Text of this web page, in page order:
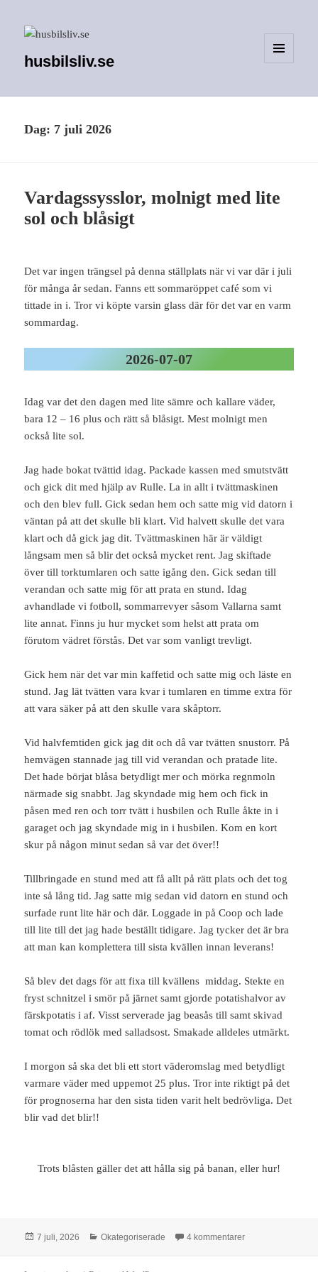
husbilsliv.se
Dag: 7 juli 2026
Vardagssysslor, molnigt med lite
sol och blåsigt
Det var ingen trängsel på denna ställplats när vi var där i juli
för många år sedan. Fanns ett sommaröppet café som vi
tittade in i. Tror vi köpte varsin glass där för det var en varm
sommardag.
2026-07-07
Idag var det den dagen med lite sämre och kallare väder,
bara 12 – 16 plus och rätt så blåsigt. Mest molnigt men
också lite sol.
Jag hade bokat tvättid idag. Packade kassen med smutstvätt
och gick dit med hjälp av Rulle. La in allt i tvättmaskinen
och den blev full. Gick sedan hem och satte mig vid datorn i
väntan på att det skulle bli klart. Vid halvett skulle det vara
klart och då gick jag dit. Tvättmaskinen här är väldigt
långsam men så blir det också mycket rent. Jag skiftade
över till torktumlaren och satte igång den. Gick sedan till
verandan och satte mig för att prata en stund. Idag
avhandlade vi fotboll, sommarrevyer såsom Vallarna samt
lite annat. Finns ju hur mycket som helst att prata om
förutom vädret förstås. Det var som vanligt trevligt.
Gick hem när det var min kaffetid och satte mig och läste en
stund. Jag lät tvätten vara kvar i tumlaren en timme extra för
att vara säker på att den skulle vara skåptorr.
Vid halvfemtiden gick jag dit och då var tvätten snustorr. På
hemvägen stannade jag till vid verandan och pratade lite.
Det hade börjat blåsa betydligt mer och mörka regnmoln
närmade sig snabbt. Jag skyndade mig hem och fick in
påsen med ren och torr tvätt i husbilen och Rulle åkte in i
garaget och jag skyndade mig in i husbilen. Kom en kort
skur på någon minut sedan så var det över!!
Tillbringade en stund med att få allt på rätt plats och det tog
inte så lång tid. Jag satte mig sedan vid datorn en stund och
surfade runt lite här och där. Loggade in på Coop och lade
till lite till det jag hade beställt tidigare. Jag tycker det är bra
att man kan komplettera till sista kvällen innan leverans!
Så blev det dags för att fixa till kvällens middag. Stekte en
fryst schnitzel i smör på järnet samt gjorde potatishalvor av
färskpotatis i af. Visst serverade jag beasås till samt skivad
tomat och rödlök med salladsost. Smakade alldeles utmärkt.
I morgon så ska det bli ett stort väderomslag med betydligt
varmare väder med uppemot 25 plus. Tror inte riktigt på det
för prognoserna har den sista tiden varit helt bedrövliga. Det
blir vad det blir!!
Trots blåsten gäller det att hålla sig på banan, eller hur!
Postat
7 juli, 2026 Kategorier
Okategoriserade 4 kommentarertill